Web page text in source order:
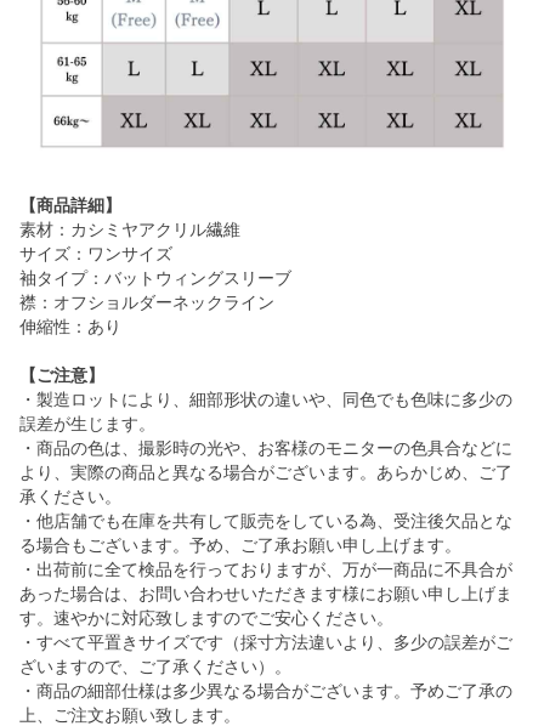
【商品詳細】
素材：カシミヤアクリル繊維
サイズ：ワンサイズ
袖タイプ：バットウィングスリーブ
襟：オフショルダーネックライン
伸縮性：あり
【ご注意】
・製造ロットにより、細部形状の違いや、同色でも色味に多少の
誤差が生じます。
・商品の色は、撮影時の光や、お客様のモニターの色具合などに
より、実際の商品と異なる場合がございます。あらかじめ、ご了
承ください。
・他店舗でも在庫を共有して販売をしている為、受注後欠品とな
る場合もございます。予め、ご了承お願い申し上げます。
・出荷前に全て検品を行っておりますが、万が一商品に不具合が
あった場合は、お問い合わせいただきます様にお願い申し上げま
す。速やかに対応致しますのでご安心ください。
・すべて平置きサイズです（採寸方法違いより、多少の誤差がご
ざいますので、ご了承ください）。
・商品の細部仕様は多少異なる場合がございます。予めご了承の
上、ご注文お願い致します。